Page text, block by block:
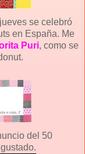
se celebró
en España. Me
Puri, como se
del 50